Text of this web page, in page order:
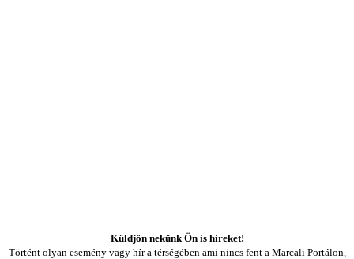
Küldjön nekünk Ön is híreket!
Történt olyan esemény vagy hír a térségében ami nincs fent a Marcali Portálon,